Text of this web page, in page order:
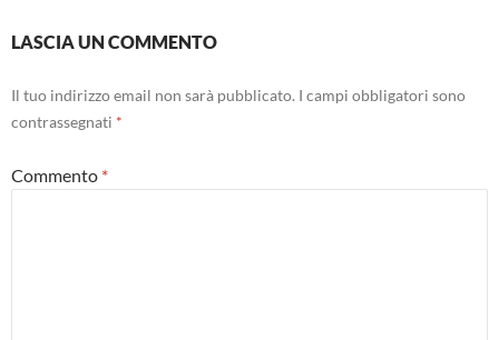
LASCIA UN COMMENTO
Il tuo indirizzo email non sarà pubblicato. I campi obbligatori sono
contrassegnati *
Commento *